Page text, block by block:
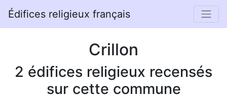
Édifices religieux français
Crillon
2 édifices religieux recensés
sur cette commune